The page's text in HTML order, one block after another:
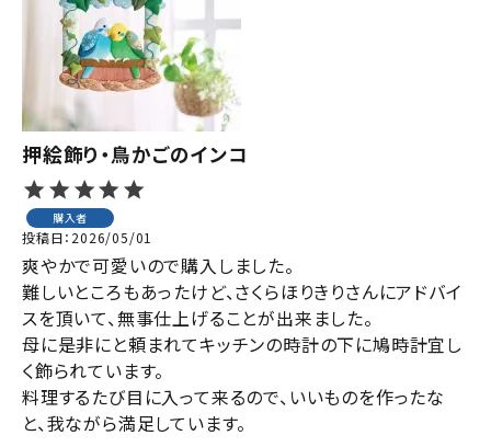
押絵飾り・鳥かごのインコ
購入者
投稿日 2026/05/01
爽やかで可愛いので購入しました。
難しいところもあったけど、さくらほりきりさんにアドバイ
スを頂いて、無事仕上げることが出来ました。
母に是非にと頼まれてキッチンの時計の下に鳩時計宜し
く飾られています。
料理するたび目に入って来るので、いいものを作ったな
と、我ながら満足しています。